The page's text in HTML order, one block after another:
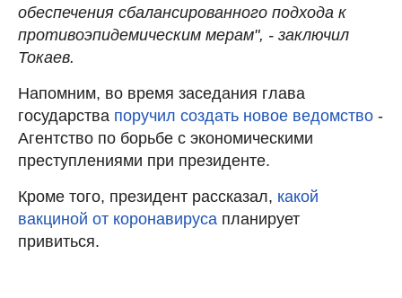
обеспечения сбалансированного подхода к
противоэпидемическим мерам", - заключил
Токаев.
Напомним, во время заседания глава
государства поручил создать новое ведомство -
Агентство по борьбе с экономическими
преступлениями при президенте.
Кроме того, президент рассказал, какой
вакциной от коронавируса планирует
привиться.